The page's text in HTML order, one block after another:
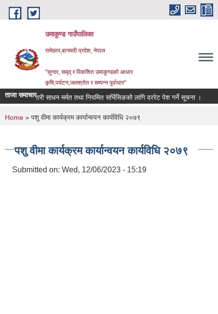
Skip to main content
उमाकुण्ड गाउँपालिका
रामेछाप,बागमती प्रदेश, नेपाल
"सुन्दर, समृद् र विकशित उमाकुण्डको आधार
कृषि,पर्यटन,जलश्रोत र सम्पन्न पूर्वाधार"
ताजा समाचार
सवारी साधन मर्मत तथा नियमित सर्भिसिङको लागि दररेट पेश गर्ने सूचना ।
You are here
Home » पशु वीमा कार्यक्रम कार्यान्वयन कार्यविधि २०७९
पशु वीमा कार्यक्रम कार्यान्वयन कार्यविधि २०७९
Submitted on: Wed, 12/06/2023 - 15:19